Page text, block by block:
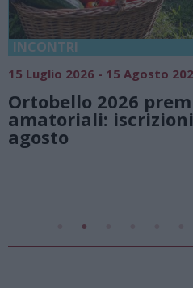
2026
premia gli orti
entro il 15